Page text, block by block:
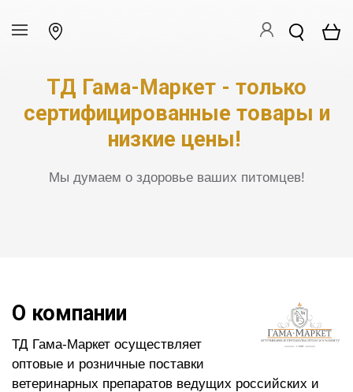
ТД Гама-Маркет - только
сертифицированные товары и
низкие цены!
Мы думаем о здоровье ваших питомцев!
О компании
ТД Гама-Маркет осуществляет
оптовые и розничные поставки
ветеринарных препаратов ведущих российских и